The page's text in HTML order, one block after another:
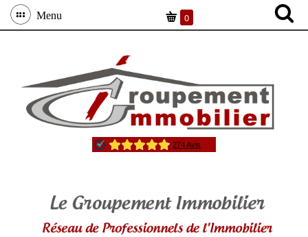
Menu 0